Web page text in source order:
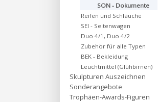
SON - Dokumente
Reifen und Schläuche
SEI - Seitenwagen
Duo 4/1, Duo 4/2
Zubehör für alle Typen
BEK - Bekleidung
Leuchtmittel (Glühbirnen)
Skulpturen Auszeichnen
Sonderangebote
Trophäen-Awards-Figuren